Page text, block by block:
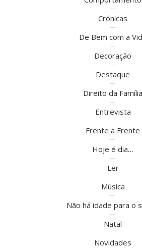
Crónicas
De Bem com a
Decoração
Destaque
Direito da Família
Entrevista
Frente a Frente
Hoje é dia…
Ler
Música
Não há idade para o
Natal
Novidades